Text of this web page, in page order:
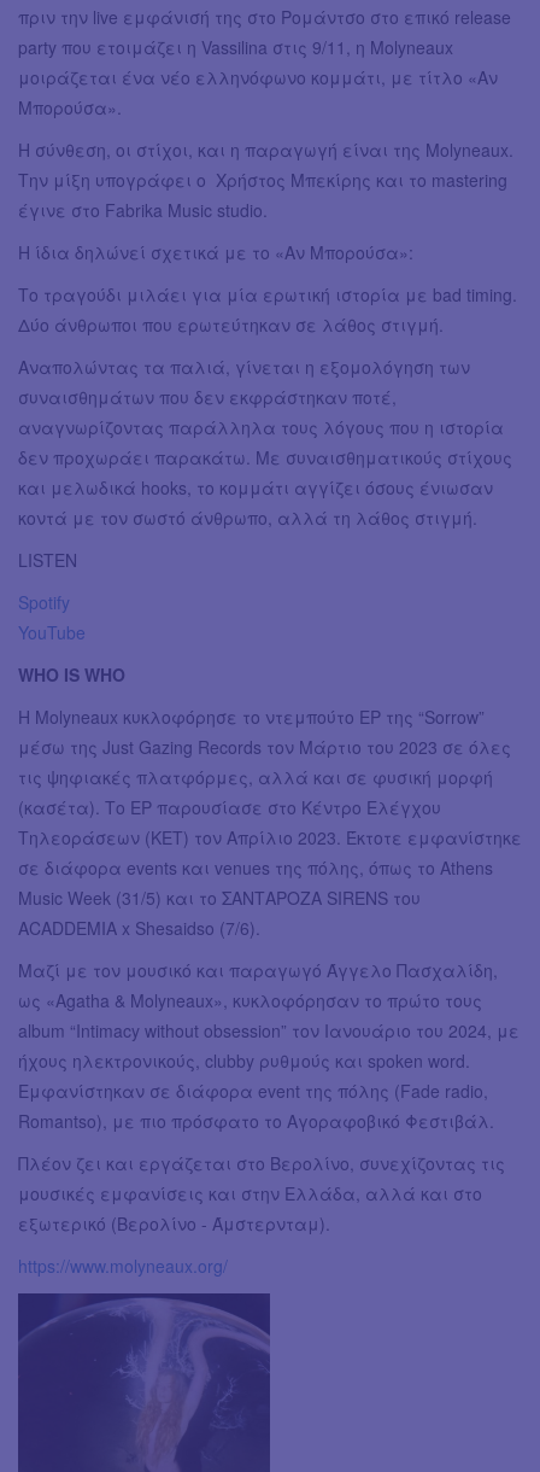
πριν την live εμφάνισή της στο Ρομάντσο στο επικό release
party που ετοιμάζει η Vassilina στις 9/11, η Molyneaux
μοιράζεται ένα νέο ελληνόφωνο κομμάτι, με τίτλο «Αν
Μπορούσα».
Η σύνθεση, οι στίχοι, και η παραγωγή είναι της Molyneaux.
Την μίξη υπογράφει ο Χρήστος Μπεκίρης και το mastering
έγινε στο Fabrika Music studio.
Η ίδια δηλώνεί σχετικά με το «Αν Μπορούσα»:
Το τραγούδι μιλάει για μία ερωτική ιστορία με bad timing.
Δύο άνθρωποι που ερωτεύτηκαν σε λάθος στιγμή.
Αναπολώντας τα παλιά, γίνεται η εξομολόγηση των
συναισθημάτων που δεν εκφράστηκαν ποτέ,
αναγνωρίζοντας παράλληλα τους λόγους που η ιστορία
δεν προχωράει παρακάτω. Με συναισθηματικούς στίχους
και μελωδικά hooks, το κομμάτι αγγίζει όσους ένιωσαν
κοντά με τον σωστό άνθρωπο, αλλά τη λάθος στιγμή.
LISTEN
Spotify
YouTube
WHO IS WHO
Η Molyneaux κυκλοφόρησε το ντεμπούτο EP της “Sorrow”
μέσω της Just Gazing Records τον Μάρτιο του 2023 σε όλες
τις ψηφιακές πλατφόρμες, αλλά και σε φυσική μορφή
(κασέτα). Το EP παρουσίασε στο Κέντρο Ελέγχου
Τηλεοράσεων (ΚΕΤ) τον Απρίλιο 2023. Έκτοτε εμφανίστηκε
σε διάφορα events και venues της πόλης, όπως το Athens
Music Week (31/5) και το ΣΑΝΤΑΡΟΖΑ SIRENS του
ACADDEMIA x Shesaidso (7/6).
Μαζί με τον μουσικό και παραγωγό Άγγελο Πασχαλίδη,
ως «Agatha & Molyneaux», κυκλοφόρησαν το πρώτο τους
album “Intimacy without obsession” τον Ιανουάριο του 2024, με
ήχους ηλεκτρονικούς, clubby ρυθμούς και spoken word.
Εμφανίστηκαν σε διάφορα event της πόλης (Fade radio,
Romantso), με πιο πρόσφατο το Αγοραφοβικό Φεστιβάλ.
Πλέον ζει και εργάζεται στο Βερολίνο, συνεχίζοντας τις
μουσικές εμφανίσεις και στην Ελλάδα, αλλά και στο
εξωτερικό (Βερολίνο - Άμστερνταμ).
https://www.molyneaux.org/